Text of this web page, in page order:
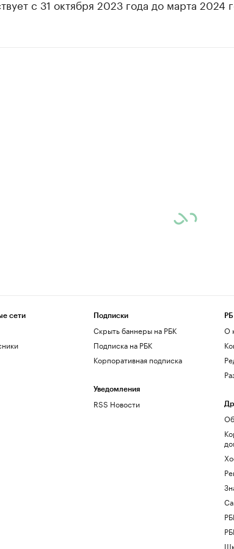
с 31 октября 2023 года до марта 2024
сети Подписки
Скрыть баннеры на РБК
Подписка на РБК
Корпоративная подписка
Уведомления
RSS Новости
О